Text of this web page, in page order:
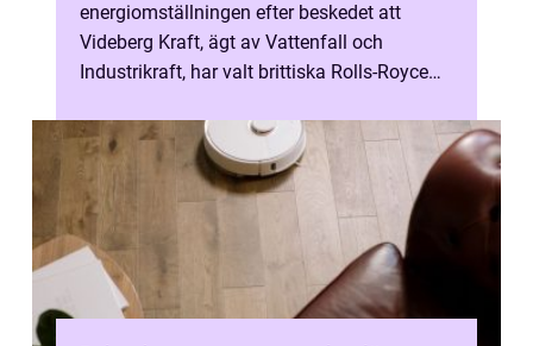
energiomställningen efter beskedet att
Videberg Kraft, ägt av Vattenfall och
Industrikraft, har valt brittiska Rolls-Royce